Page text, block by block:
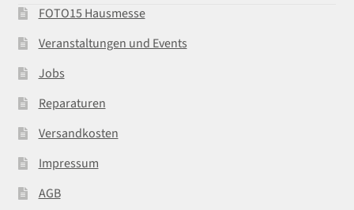
FOTO15 Hausmesse
Veranstaltungen und Events
Jobs
Reparaturen
Versandkosten
Impressum
AGB